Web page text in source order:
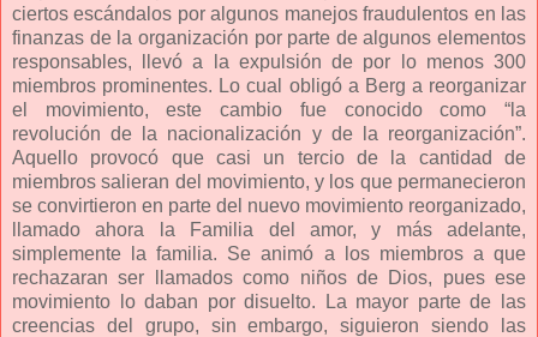
ciertos escándalos por algunos manejos fraudulentos en las
finanzas de la organización por parte de algunos elementos
responsables, llevó a la expulsión de por lo menos 300
miembros prominentes. Lo cual obligó a Berg a reorganizar
el movimiento, este cambio fue conocido como “la
revolución de la nacionalización y de la reorganización”.
Aquello provocó que casi un tercio de la cantidad de
miembros salieran del movimiento, y los que permanecieron
se convirtieron en parte del nuevo movimiento reorganizado,
llamado ahora la Familia del amor, y más adelante,
simplemente la familia. Se animó a los miembros a que
rechazaran ser llamados como niños de Dios, pues ese
movimiento lo daban por disuelto. La mayor parte de las
creencias del grupo, sin embargo, siguieron siendo las